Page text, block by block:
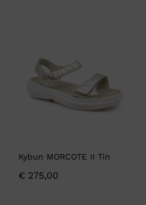
Kybun MORCOTE II Tin
€ 275,00